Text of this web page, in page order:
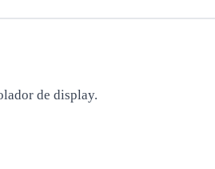
de display.